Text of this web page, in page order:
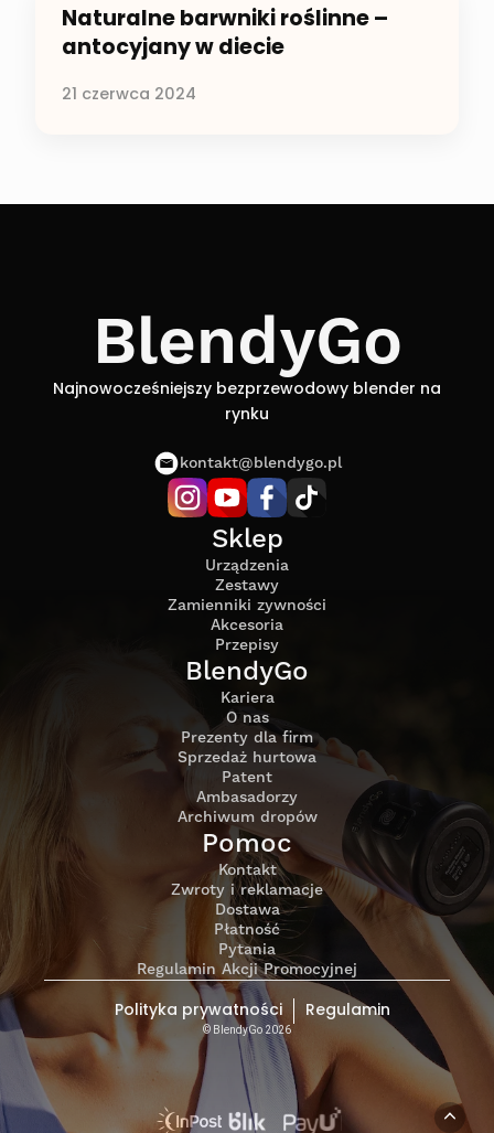
Naturalne barwniki roślinne –
antocyjany w diecie
21 czerwca 2024
BlendyGo
Najnowocześniejszy bezprzewodowy blender na
rynku
kontakt@blendygo.pl
Sklep
Urządzenia
Zestawy
Zamienniki zywności
Akcesoria
Przepisy
BlendyGo
Kariera
O nas
Prezenty dla firm
Sprzedaż hurtowa
Patent
Ambasadorzy
Archiwum dropów
Pomoc
Kontakt
Zwroty i reklamacje
Dostawa
Płatność
Pytania
Regulamin Akcji Promocyjnej
© BlendyGo 2026
Polityka prywatności Regulamin